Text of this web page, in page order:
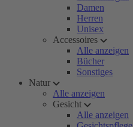
Damen
Herren
Unisex
Accessoires
Alle anzeigen
Bücher
Sonstiges
Natur
Alle anzeigen
Gesicht
Alle anzeigen